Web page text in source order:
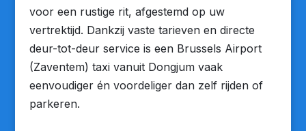
voor een rustige rit, afgestemd op uw
vertrektijd. Dankzij vaste tarieven en directe
deur-tot-deur service is een Brussels Airport
(Zaventem) taxi vanuit Dongjum vaak
eenvoudiger én voordeliger dan zelf rijden of
parkeren.